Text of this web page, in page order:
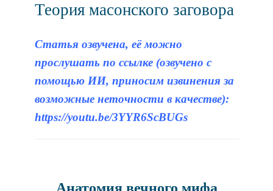
Теория масонского заговора
Статья озвучена, её можно
прослушать по ссылке (озвучено с
помощью ИИ, приносим извинения за
возможные неточности в качестве):
https://youtu.be/3YYR6ScBUGs